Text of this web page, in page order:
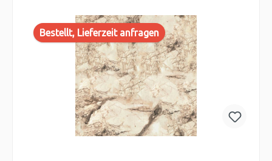
Bestellt, Lieferzeit anfragen